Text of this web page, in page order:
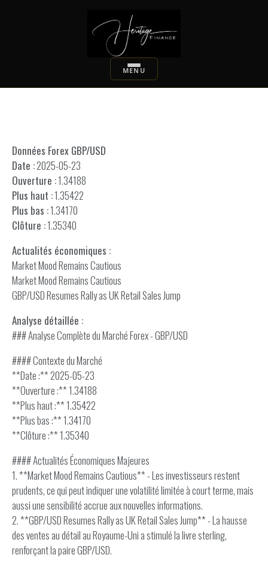
Données Forex GBP/USD
Date :2025-05-23
Ouverture :1.34188
Plus haut :1.35422
Plus bas :1.34170
Clôture :1.35340
Actualités économiques :
Market Mood Remains Cautious
Market Mood Remains Cautious
GBP/USD Resumes Rally as UK Retail Sales Jump
Analyse détaillée :
### Analyse Complète du Marché Forex - GBP/USD
#### Contexte du Marché
**Date :** 2025-05-23
**Ouverture :** 1.34188
**Plus haut :** 1.35422
**Plus bas :** 1.34170
**Clôture :** 1.35340
#### Actualités Économiques Majeures
1. **Market Mood Remains Cautious** - Les investisseurs restent
prudents, ce qui peut indiquer une volatilité limitée à court terme, mais
aussi une sensibilité accrue aux nouvelles informations.
2. **GBP/USD Resumes Rally as UK Retail Sales Jump** - La hausse
des ventes au détail au Royaume-Uni a stimulé la livre sterling,
renforçant la paire GBP/USD.